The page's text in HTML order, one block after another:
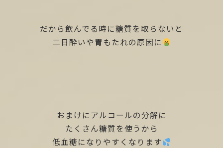
だから飲んでる時に糖質を取らないと
二日酔いや胃もたれの原因に
おまけにアルコールの分解に
たくさん糖質を使うから
低血糖になりやすくなります